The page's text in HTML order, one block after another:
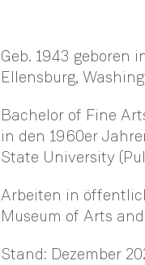
Geb. 1943 geboren
Ellensburg,
Bachelor of Fine
in den 1960er
State University
Arbeiten in
Museum of Arts
Stand: Dezember